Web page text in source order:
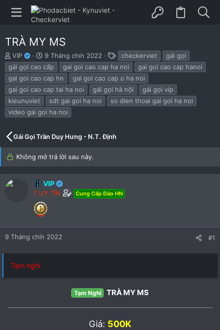
TRÀ MY MS
B
ắ
t
đ
ầ
u
VIP
N
g
à
y
b
ắ
t
đ
u
9 Tháng chín 2022
h
ẻ
checkerviet
gái gọi
gái gọi cao cấp
gai goi cao cap ha noi
gai goi cao cap hanoi
gai goi cao cap hn
gai goi cao cap o ha noi
gai goi cao cap tai ha noi
gái gọi hà nội
gái gọi vip
kieunuviet
sdt gai goi ha noi
so dien thoai gai goi ha noi
video gai goi ha noi
Gái Gọi Trần Duy Hưng - N.T. Định
Không mở trả lời sau này.
VIP
? UY TÍN Cung Cấp Đào HN
9 Tháng chín 2022 #1
Tạm nghỉ
Tạm Nghỉ TRÀ MY MS
Giá: 500K